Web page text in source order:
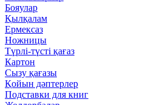
Бояулар
Қылқалам
Ермексаз
Ножницы
Түрлі-түсті қағаз
Картон
Сызу қағазы
Қойын дәптерлер
Подставки для книг